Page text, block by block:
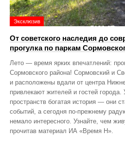
Эксклюзив
От советского наследия до
прогулка по паркам
Лето — время ярких впечатлений:
Сормовского района! Сормовский и
и расположены вдали от центра
привлекают жителей и гостей
пространств богатая история — они
событий, а сегодня по‑прежнему
немало интересного. Узнайте, чем
прочитав материал ИА «Время Н».